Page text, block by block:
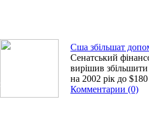
Сша збільшат
Сенатський
вирішив
на 2002 рік до
Комментарии (0)